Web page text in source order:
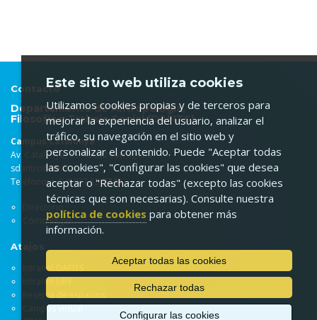
Contacto
Departamento de Antropología,
Filosofía y Trabajo Social (DAFITS)
Campus Catalunya
Av. Catalunya, 35. 43002 Tarragona
sdantro@urv.cat
Teléfono: (+34) 977 559748
Directorio
Cómo llegar
Atajos
Intranet DAFITS
Intranet URV
Reserva de espacios
Campus virtual
Este sitio web utiliza cookies
Utilizamos cookies propias y de terceros para
mejorar la experiencia del usuario, analizar el
tráfico, su navegación en el sitio web y
personalizar el contenido. Puede "Aceptar todas
las cookies", "Configurar las cookies" que desea
aceptar o "Rechazar todas" (excepto las cookies
técnicas que son necesarias). Consulte nuestra
política de cookies para obtener más
información.
Aceptar todas las cookies
Rechazar todas
Configurar las cookies